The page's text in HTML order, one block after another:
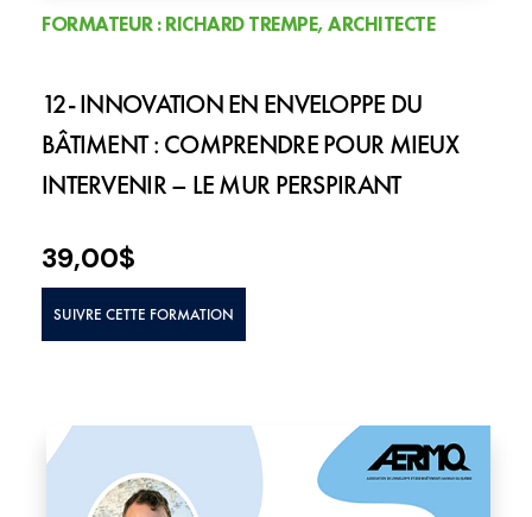
FORMATEUR : RICHARD TREMPE, ARCHITECTE
12- INNOVATION EN ENVELOPPE DU
BÂTIMENT : COMPRENDRE POUR MIEUX
INTERVENIR – LE MUR PERSPIRANT
39,00$
SUIVRE CETTE FORMATION